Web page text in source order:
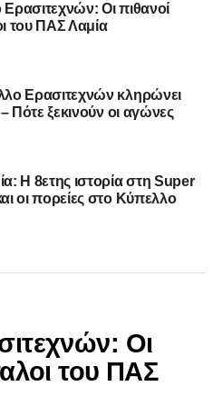
Οι πιθανοί
του ΠΑΣ Λαμία
Ερασιτεχνών κληρώνει
– Πότε ξεκινούν οι αγώνες
Η 8ετης ιστορία στη Super
οι πορείες στο Κύπελλο
Οι
του ΠΑΣ